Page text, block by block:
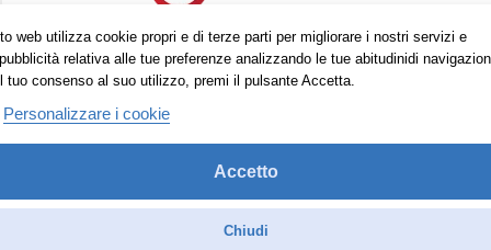
web utilizza cookie propri e di terze parti per migliorare i nostri servizi e
relativa alle tue preferenze analizzando le tue abitudinidi
tuo consenso al suo utilizzo, premi il pulsante Accetta.
Personalizzare i cookie
Accetto
Chiudi
Trovaci anche su: